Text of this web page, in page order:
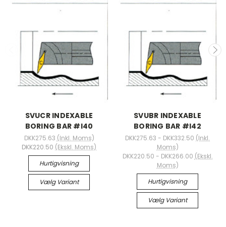
SVUCR INDEXABLE
BORING BAR #I40
DKK275.63 (Inkl. Moms)
DKK220.50 (Ekskl. Moms)
Hurtigvisning
Vælg Variant
SVUBR INDEXABLE
BORING BAR #I42
DKK275.63 - DKK332.50 (Inkl.
Moms)
DKK220.50 - DKK266.00 (Ekskl.
Moms)
Hurtigvisning
Vælg Variant